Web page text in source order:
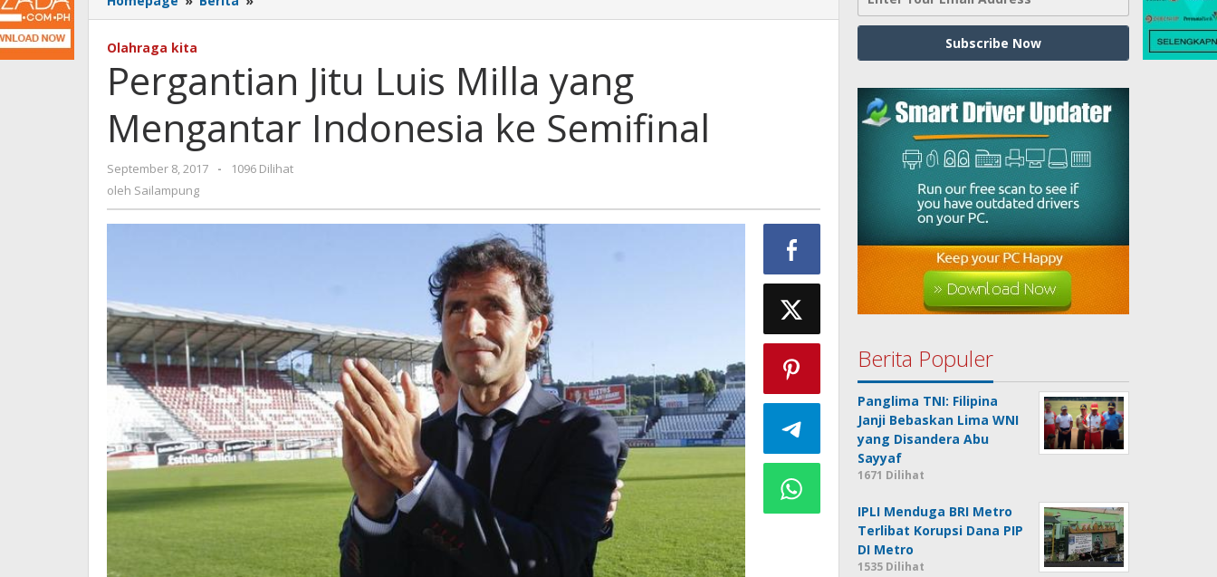
Jitu
yang
Mengantar
Indonesia
ke
Olahraga kita
Pergantian Jitu Luis Milla yang
Mengantar Indonesia ke Semifinal
September 8, 2017
oleh
-
1096 Dilihat
oleh Sailampung
Berita Populer
Panglima TNI: Filipina
Janji Bebaskan Lima WNI
yang Disandera Abu
Sayyaf
1671 Dilihat
IPLI Menduga BRI Metro
Terlibat Korupsi Dana PIP
DI Metro
1535 Dilihat